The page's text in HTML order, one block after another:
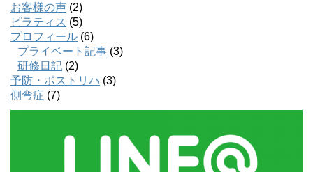
お客様の声 (2)
ピラティス (5)
プロフィール (6)
プライベート記事 (3)
研修日記 (2)
予防・ポストリハ (3)
側弯症 (7)